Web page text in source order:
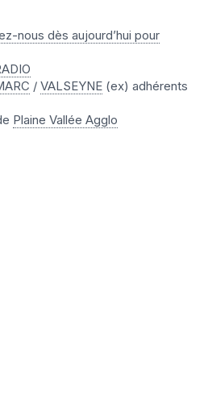
nous dès aujourd’hui pour
/ VALSEYNE (ex) adhérents
Plaine Vallée Agglo